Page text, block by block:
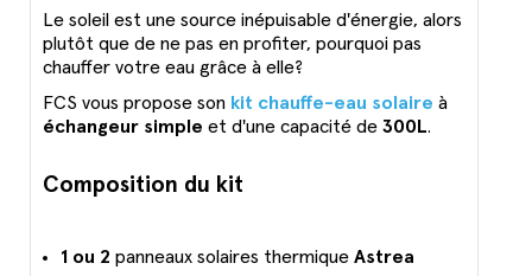
Le soleil est une source inépuisable d'énergie, alors
plutôt que de ne pas en profiter, pourquoi pas
chauffer votre eau grâce à elle?
FCS vous propose son kit chauffe-eau solaire à
échangeur simple et d'une capacité de 300L.
Composition du kit
1 ou 2 panneaux solaires thermique Astrea